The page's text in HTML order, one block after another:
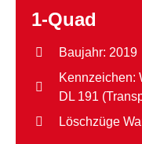
1-Quad
Baujahr: 2019
Kennzeichen:
DL 191
Löschzüge